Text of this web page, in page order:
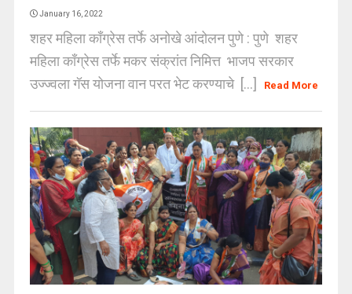
January 16, 2022
शहर महिला काँग्रेस तर्फे अनोखे आंदोलन पुणे : पुणे शहर
महिला काँग्रेस तर्फे मकर संक्रांत निमित्त भाजप सरकार
उज्ज्वला गॅस योजना वान परत भेट करण्याचे [...]
Read More